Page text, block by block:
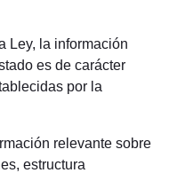
Ley, la información
es de carácter
por la
relevante sobre
estructura